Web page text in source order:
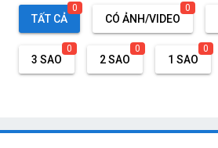
TẤT CẢ
0
CÓ ẢNH/VIDEO
0
3 SAO
0
2 SAO
0
1 SAO
0